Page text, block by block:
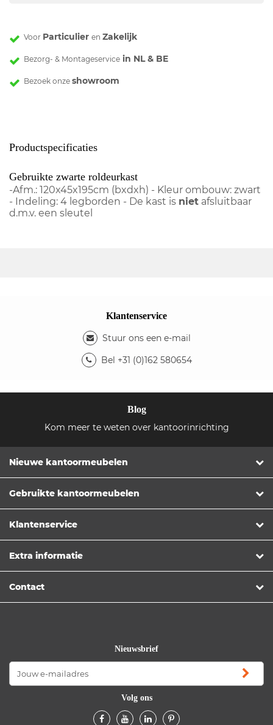
Voor Particulier en Zakelijk
Bezorg- & Montageservice in NL & BE
Bezoek onze showroom
Productspecificaties
Gebruikte zwarte roldeurkast
-Afm.: 120x45x195cm (bxdxh) - Kleur ombouw: zwart
- Indeling: 4 legborden - De kast is niet afsluitbaar
d.m.v. een sleutel
Klantenservice
Stuur ons een e-mail
Bel +31 (0)162 580654
Blog
Kom meer te weten over kantoorinrichting
Nieuwe kantoormeubelen
Gebruikte kantoormeubelen
Klantenservice
Extra informatie
Contact
Nieuwsbrief
Volg ons